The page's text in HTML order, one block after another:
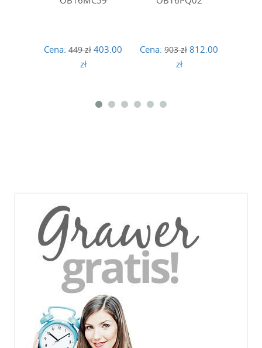
Cena: 449 zł 403.00
zł
Cena: 903 zł 812.00
zł